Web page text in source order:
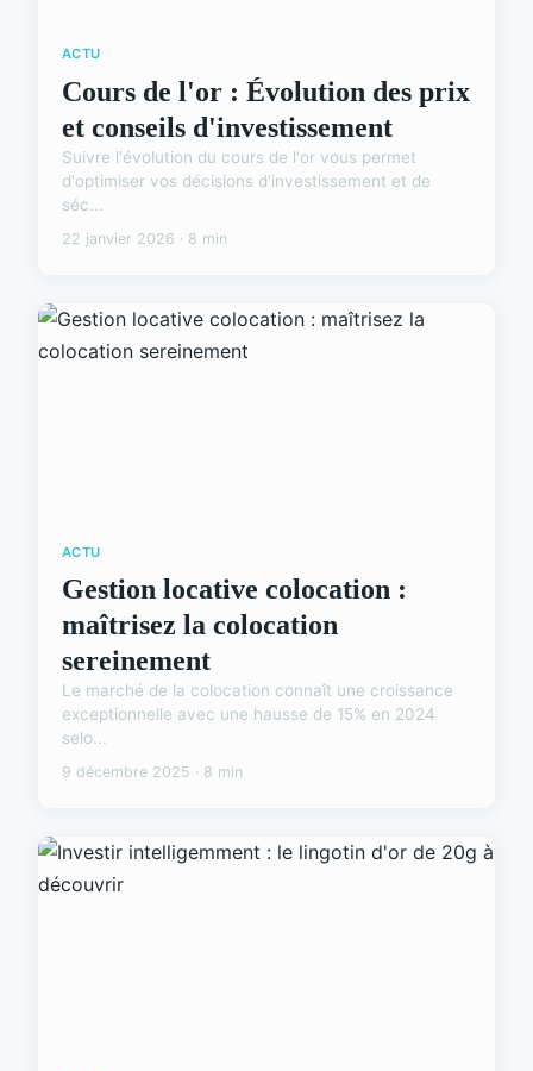
ACTU
Cours de l'or : Évolution des prix
et conseils d'investissement
Suivre l'évolution du cours de l'or vous permet
d'optimiser vos décisions d'investissement et de
séc...
22 janvier 2026 · 8 min
ACTU
Gestion locative colocation :
maîtrisez la colocation
sereinement
Le marché de la colocation connaît une croissance
exceptionnelle avec une hausse de 15% en 2024
selo...
9 décembre 2025 · 8 min